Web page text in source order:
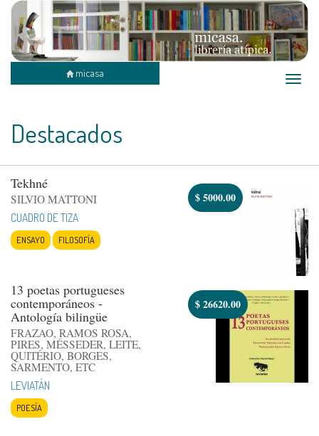
Toggle
micasa
Destacados
Tekhné
SILVIO MATTONI
CUADRO DE TIZA
ENSAYO FILOSOFÍA
$5000.00
13 poetas portugueses
contemporáneos -
Antología bilingüe
FRAZAO, RAMOS ROSA,
PIRES, MÉSSEDER, LEITE,
QUITÉRIO, BORGES,
SARMENTO, ETC
LEVIATÁN
POESÍA
$26620.00